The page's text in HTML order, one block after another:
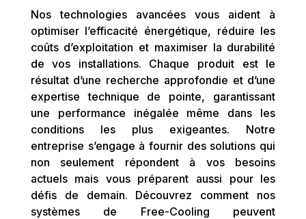
Nos technologies avancées vous aident à
optimiser l’efficacité énergétique, réduire les
coûts d’exploitation et maximiser la durabilité
de vos installations. Chaque produit est le
résultat d’une recherche approfondie et d’une
expertise technique de pointe, garantissant
une performance inégalée même dans les
conditions les plus exigeantes. Notre
entreprise s’engage à fournir des solutions qui
non seulement répondent à vos besoins
actuels mais vous préparent aussi pour les
défis de demain. Découvrez comment nos
systèmes de Free-Cooling peuvent